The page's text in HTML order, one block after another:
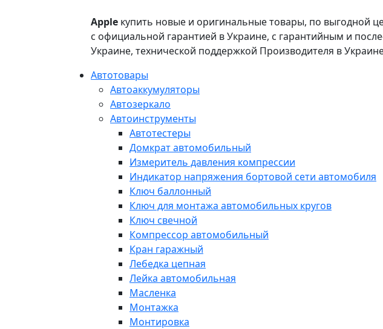
Apple купить новые и оригинальные товары, по выгодной
с официальной гарантией в Украине, с гарантийным и
Украине, технической поддержкой Производителя в
Автотовары
Автоаккумуляторы
Автозеркало
Автоинструменты
Автотестеры
Домкрат автомобильный
Измеритель давления компрессии
Индикатор напряжения бортовой сети автомобиля
Ключ баллонный
Ключ для монтажа автомобильных кругов
Ключ свечной
Компрессор автомобильный
Кран гаражный
Лебедка цепная
Лейка автомобильная
Масленка
Монтажка
Монтировка